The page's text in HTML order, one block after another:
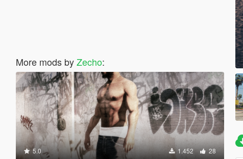
More mods byZecho:
5.0 1.452 28